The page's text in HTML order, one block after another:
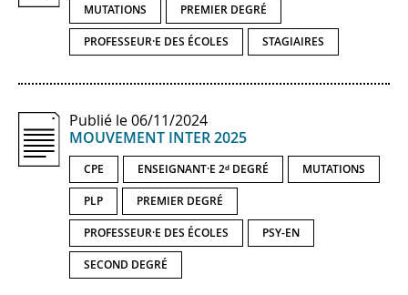
MUTATIONS PREMIER DEGRÉ
PROFESSEUR·E DES ÉCOLES STAGIAIRES
Publié le 06/11/2024
MOUVEMENT INTER 2025
CPE ENSEIGNANT·E 2ᵈ DEGRÉ MUTATIONS
PLP PREMIER DEGRÉ
PROFESSEUR·E DES ÉCOLES PSY-EN
SECOND DEGRÉ